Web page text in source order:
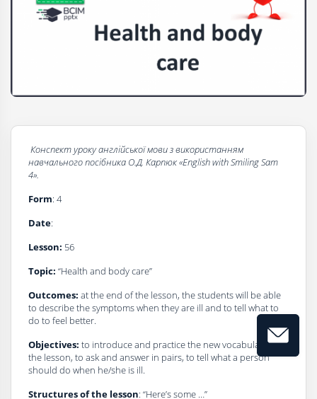
Конспектурокуaнглійськоїмовизвикористанням
навчальногопосібника О.Д. Карпюк«English with Smiling Sam
4».
Form: 4
Date:
Lesson: 56
Topic: “Health and body care”
Outcomes: at the end of the lesson, the students will be able
to describe the symptoms when they are ill and to tell what to
do to feel better.
Objectives: to introduce and practice the new vocabulary of
the lesson, to ask and answer in pairs, to tell what a person
should do when he/she is ill.
Structures of the lesson: “Here’s some …”